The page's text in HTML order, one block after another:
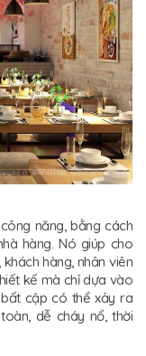
năng, bằng cách
hàng. Nó giúp cho
hàng, nhân viên
kế mà chỉ dựa vào
bất cập có thể xảy ra
dễ cháy nổ, thời